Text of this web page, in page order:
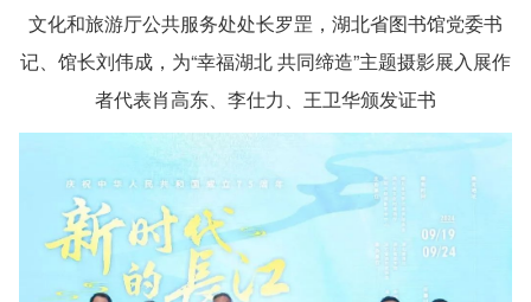
文化和旅游厅公共服务处处长罗罡，湖北省图书馆党委书
记、馆长刘伟成，为“幸福湖北 共同缔造”主题摄影展入展作
者代表肖高东、李仕力、王卫华颁发证书